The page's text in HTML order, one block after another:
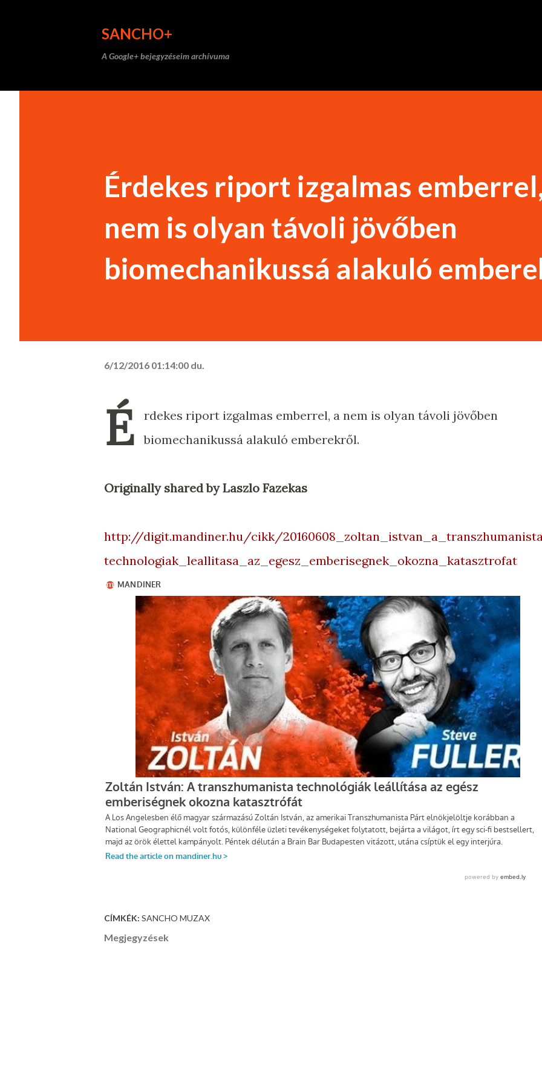
SANCHO+
A Google+ bejegyzéseim archívuma
Érdekes riport izgalmas
nem is olyan távoli jövőben
biomechanikussá alakuló
6/12/2016 01:14:00 du.
É
rdekes riport izgalmas emberrel, a nem is olyan távoli jövőben
biomechanikussá alakuló emberekről.
Originally shared by Laszlo Fazekas
http://digit.mandiner.hu/cikk/
technologiak_leallitasa_az_egesz_emberisegnek_okozna_katasztrofat
CÍMKÉK: SANCHO MUZAX
Megjegyzések